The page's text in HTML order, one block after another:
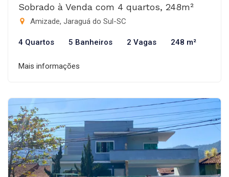
Sobrado à Venda com 4 quartos, 248m²
Amizade, Jaraguá do Sul-SC
4 Quartos 5 Banheiros 2 Vagas 248 m²
Mais informações